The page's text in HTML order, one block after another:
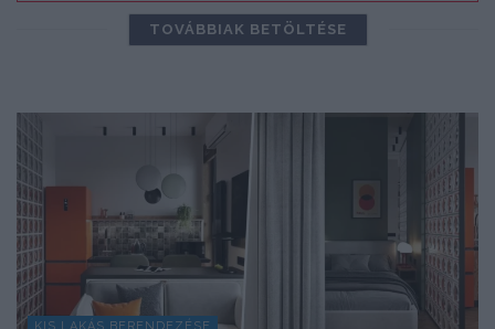
TOVÁBBIAK BETÖLTÉSE
KIS LAKÁS BERENDEZÉSE